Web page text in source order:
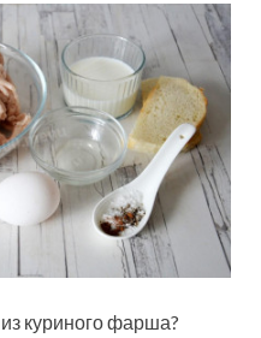
куриного фарша?